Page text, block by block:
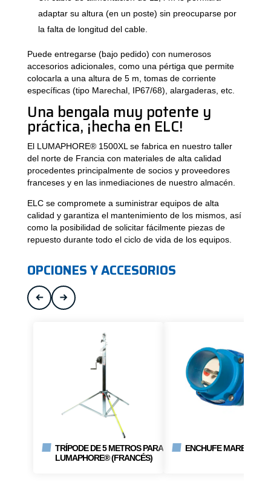
adaptar su altura (en un poste) sin preocuparse por
la falta de longitud del cable.
Puede entregarse (bajo pedido) con numerosos
accesorios adicionales, como una pértiga que permite
colocarla a una altura de 5 m, tomas de corriente
específicas (tipo Marechal, IP67/68), alargaderas, etc.
Una bengala muy potente y
práctica, ¡hecha en ELC!
El LUMAPHORE® 1500XL se fabrica en nuestro taller
del norte de Francia con materiales de alta calidad
procedentes principalmente de socios y proveedores
franceses y en las inmediaciones de nuestro almacén.
ELC se compromete a suministrar equipos de alta
calidad y garantiza el mantenimiento de los mismos, así
como la posibilidad de solicitar fácilmente piezas de
repuesto durante todo el ciclo de vida de los equipos.
OPCIONES Y ACCESORIOS
TRÍPODE DE 5 METROS PARA
LUMAPHORE® (FRANCÉS)
ENCHUFE MARECHAL